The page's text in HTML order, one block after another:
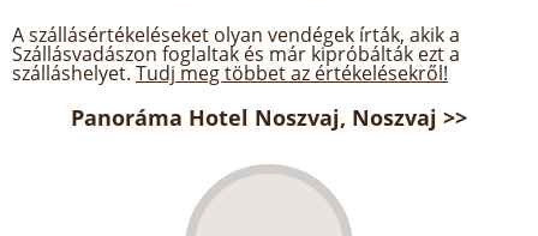
A szállásértékeléseket olyan vendégek írták, akik a
Szállásvadászon foglaltak és már kipróbálták ezt a
szálláshelyet. Tudj meg többet az értékelésekről!
Panoráma Hotel Noszvaj, Noszvaj >>